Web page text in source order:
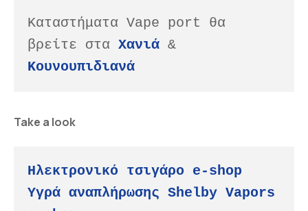
Καταστήματα Vape port θα
βρείτε στα Χανιά
Kουνουπιδιανά
Take a look
Ηλεκτρονικό τσιγάρο
e-shop
Υγρά αναπλήρωσης Shelby Vapors